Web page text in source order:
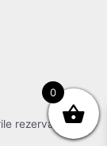
rezervate.
0